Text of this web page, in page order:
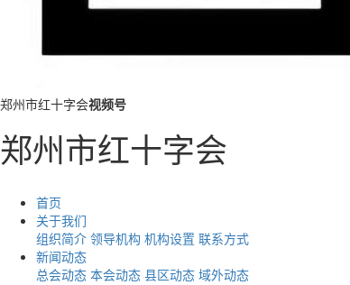
郑州市红十字会视频号
郑州市红十字会
首页
关于我们
组织简介 领导机构 机构设置 联系方式
新闻动态
总会动态 本会动态 县区动态 域外动态